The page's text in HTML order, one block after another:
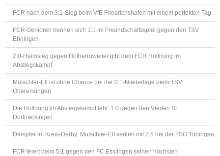
FCR nach dem 3:1-Sieg beim VfB Friedrichshafen mit einem perfekten Tag
FCR-Senioren trennen sich 1:1 im Freundschaftsspiel gegen den TSV
Ehningen
2:0-Heimsieg gegen Hofherrnweiler gibt dem FCR Hoffnung im
Abstiegskampf
Mutschler-Elf ist ohne Chance bei der 0:1-Niederlage beim TSV
Oberensingen
Die Hoffnung im Abstiegskampf lebt: 1:0 gegen den Vierten SF
Dorfmerkingen
Dämpfer im Kreis-Derby: Mutschler-Elf verliert mit 2:5 bei der TSG Tübingen
FCR feiert beim 5:1 gegen den FC Esslingen seinen höchsten